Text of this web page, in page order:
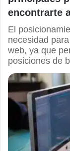
encontrarte
El
necesidad
web, ya que
posiciones de